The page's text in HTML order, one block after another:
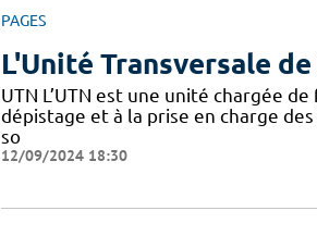
PAGES
L'Unité Transversale
UTN L’UTN est une unité chargée
dépistage et à la prise en charge
so
12/09/2024 18:30